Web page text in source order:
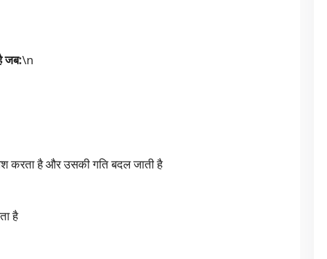
जब:\n
करता है और उसकी गति बदल जाती है
है